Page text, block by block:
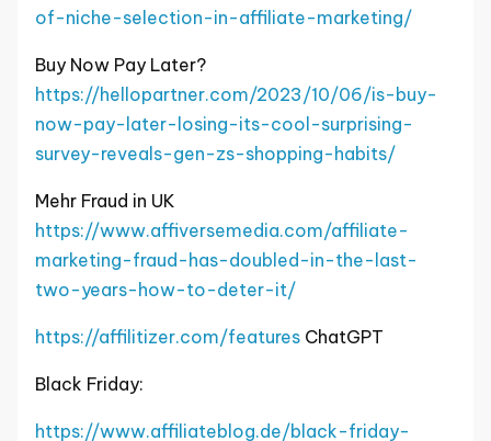
of-niche-selection-in-affiliate-marketing/
Buy Now Pay Later?
https://hellopartner.com/2023/10/06/is-buy-
now-pay-later-losing-its-cool-surprising-
survey-reveals-gen-zs-shopping-habits/
Mehr Fraud in UK
https://www.affiversemedia.com/affiliate-
marketing-fraud-has-doubled-in-the-last-
two-years-how-to-deter-it/
https://affilitizer.com/features ChatGPT
Black Friday:
https://www.affiliateblog.de/black-friday-